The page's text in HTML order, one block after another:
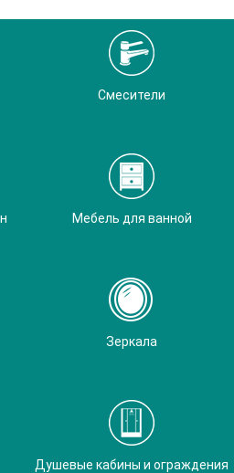
Смесители
Мебель для ванной
Зеркала
Душевые кабины и ограждения